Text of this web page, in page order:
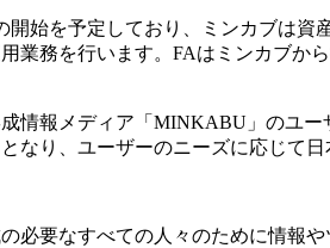
開始を予定しており、ミンカブは
業務を行います。FAはミンカブか
情報メディア「MINKABU」のユ
なり、ユーザーのニーズに応じて
必要なすべての人々のために情報